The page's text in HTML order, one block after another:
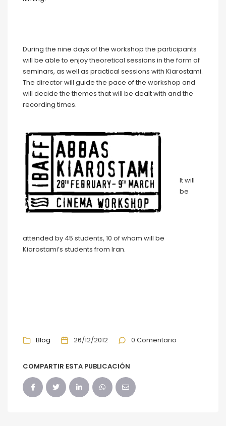
During the nine days of the workshop the participants
will be able to enjoy theoretical sessions in the form of
seminars, as well as practical sessions with Kiarostami.
The director will guide the pace of the workshop and
will decide the themes that will be dealt with and the
recording times.
It will
be
attended by 45 students, 10 of whom will be
Kiarostami’s students from Iran.
Blog 26/12/2012 0 Comentario
COMPARTIR ESTA PUBLICACIÓN